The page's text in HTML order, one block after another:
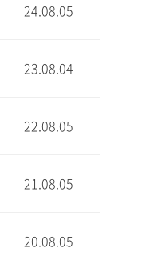
24.08.05
23.08.04
22.08.05
21.08.05
20.08.05